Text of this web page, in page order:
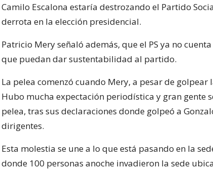
Camilo Escalona estaría destrozando el Partido
derrota en la elección presidencial.
Patricio Mery señaló además, que el PS ya no
que puedan dar sustentabilidad al partido.
La pelea comenzó cuando Mery, a pesar de
Hubo mucha expectación periodística y gran gente
pelea, tras sus declaraciones donde golpeó a
dirigentes.
Esta molestia se une a lo que está pasando en la
donde 100 personas anoche invadieron la sede